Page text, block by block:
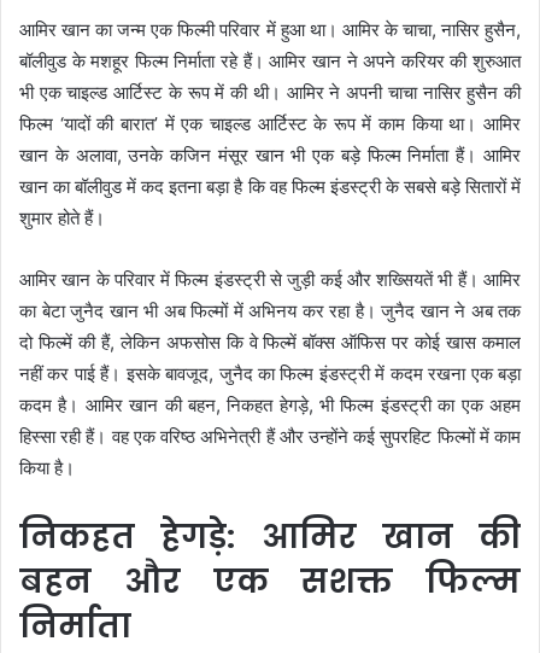
आमिर खान का जन्म एक फिल्मी परिवार में हुआ था। आमिर के चाचा, नासिर हुसैन,
बॉलीवुड के मशहूर फिल्म निर्माता रहे हैं। आमिर खान ने अपने करियर की शुरुआत
भी एक चाइल्ड आर्टिस्ट के रूप में की थी। आमिर ने अपनी चाचा नासिर हुसैन की
फिल्म ‘यादों की बारात’ में एक चाइल्ड आर्टिस्ट के रूप में काम किया था। आमिर
खान के अलावा, उनके कजिन मंसूर खान भी एक बड़े फिल्म निर्माता हैं। आमिर
खान का बॉलीवुड में कद इतना बड़ा है कि वह फिल्म इंडस्ट्री के सबसे बड़े सितारों में
शुमार होते हैं।
आमिर खान के परिवार में फिल्म इंडस्ट्री से जुड़ी कई और शख्सियतें भी हैं। आमिर
का बेटा जुनैद खान भी अब फिल्मों में अभिनय कर रहा है। जुनैद खान ने अब तक
दो फिल्में की हैं, लेकिन अफसोस कि वे फिल्में बॉक्स ऑफिस पर कोई खास कमाल
नहीं कर पाई हैं। इसके बावजूद, जुनैद का फिल्म इंडस्ट्री में कदम रखना एक बड़ा
कदम है। आमिर खान की बहन, निकहत हेगड़े, भी फिल्म इंडस्ट्री का एक अहम
हिस्सा रही हैं। वह एक वरिष्ठ अभिनेत्री हैं और उन्होंने कई सुपरहिट फिल्मों में काम
किया है।
निकहत हेगड़े: आमिर खान की
बहन और एक सशक्त फिल्म
निर्माता